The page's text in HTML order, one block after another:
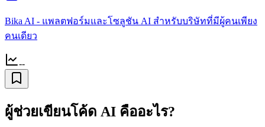
Bika AI - แพลตฟอร์มและโซลูชัน AI สำหรับบริษัทที่มีผู้คนเพียง
คนเดียว
--
ผู้ช่วยเขียนโค้ด AI คืออะไร?